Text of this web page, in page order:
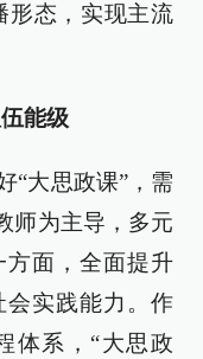
形态，实现主流
能级
“大思政课”，需
师为主导，多元
方面，全面提升
会实践能力。作
体系，“大思政